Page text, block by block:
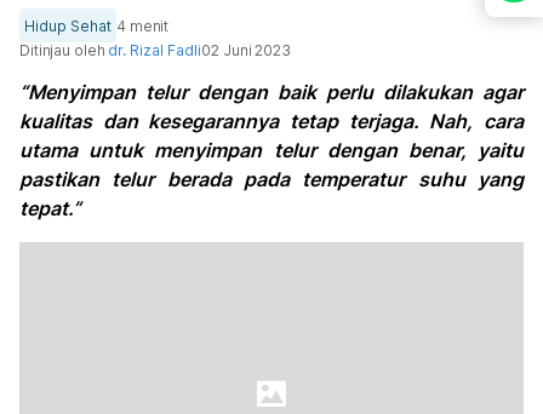
Hidup Sehat 4 menit
Ditinjau oleh dr. Rizal Fadli02 Juni 2023
“Menyimpan telur dengan baik perlu dilakukan agar
kualitas dan kesegarannya tetap terjaga. Nah, cara
utama untuk menyimpan telur dengan benar, yaitu
pastikan telur berada pada temperatur suhu yang
tepat.”